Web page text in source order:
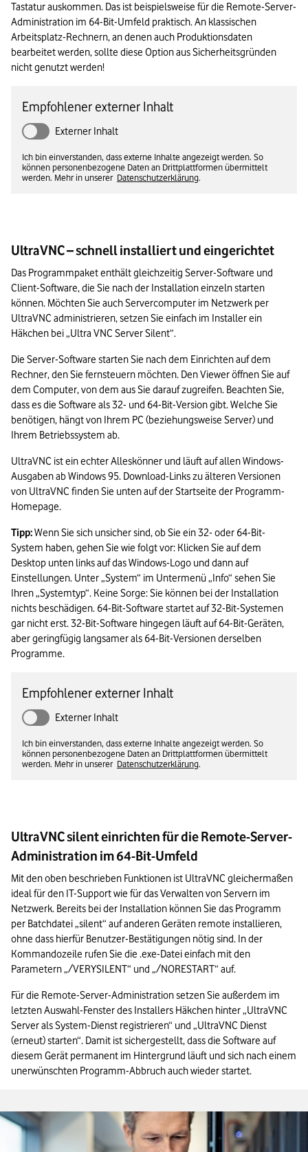
Tastatur auskommen. Das ist beispielsweise für die Remote-Server-
Administration im 64-Bit-Umfeld praktisch. An klassischen
Arbeitsplatz-Rechnern, an denen auch Produktionsdaten
bearbeitet werden, sollte diese Option aus Sicherheitsgründen
nicht genutzt werden!
Empfohlener externer Inhalt
Externer Inhalt
Ich bin einverstanden, dass externe Inhalte angezeigt werden. So
können personenbezogene Daten an Drittplattformen übermittelt
werden. Mehr in unserer Datenschutzerklärung.
UltraVNC – schnell installiert und eingerichtet
Das Programmpaket enthält gleichzeitig Server-Software und
Client-Software, die Sie nach der Installation einzeln starten
können. Möchten Sie auch Servercomputer im Netzwerk per
UltraVNC administrieren, setzen Sie einfach im Installer ein
Häkchen bei „Ultra VNC Server Silent“.
Die Server-Software starten Sie nach dem Einrichten auf dem
Rechner, den Sie fernsteuern möchten. Den Viewer öffnen Sie auf
dem Computer, von dem aus Sie darauf zugreifen. Beachten Sie,
dass es die Software als 32- und 64-Bit-Version gibt. Welche Sie
benötigen, hängt von Ihrem PC (beziehungsweise Server) und
Ihrem Betriebssystem ab.
UltraVNC ist ein echter Alleskönner und läuft auf allen Windows-
Ausgaben ab Windows 95. Download-Links zu älteren Versionen
von UltraVNC finden Sie unten auf der Startseite der Programm-
Homepage.
Tipp: Wenn Sie sich unsicher sind, ob Sie ein 32- oder 64-Bit-
System haben, gehen Sie wie folgt vor: Klicken Sie auf dem
Desktop unten links auf das Windows-Logo und dann auf
Einstellungen. Unter „System“ im Untermenü „Info“ sehen Sie
Ihren „Systemtyp“. Keine Sorge: Sie können bei der Installation
nichts beschädigen. 64-Bit-Software startet auf 32-Bit-Systemen
gar nicht erst. 32-Bit-Software hingegen läuft auf 64-Bit-Geräten,
aber geringfügig langsamer als 64-Bit-Versionen derselben
Programme.
Empfohlener externer Inhalt
Externer Inhalt
Ich bin einverstanden, dass externe Inhalte angezeigt werden. So
können personenbezogene Daten an Drittplattformen übermittelt
werden. Mehr in unserer Datenschutzerklärung.
UltraVNC silent einrichten für die Remote-Server-
Administration im 64-Bit-Umfeld
Mit den oben beschrieben Funktionen ist UltraVNC gleichermaßen
ideal für den IT-Support wie für das Verwalten von Servern im
Netzwerk. Bereits bei der Installation können Sie das Programm
per Batchdatei „silent“ auf anderen Geräten remote installieren,
ohne dass hierfür Benutzer-Bestätigungen nötig sind. In der
Kommandozeile rufen Sie die .exe-Datei einfach mit den
Parametern „/VERYSILENT“ und „/NORESTART“ auf.
Für die Remote-Server-Administration setzen Sie außerdem im
letzten Auswahl-Fenster des Installers Häkchen hinter „UltraVNC
Server als System-Dienst registrieren“ und „UltraVNC Dienst
(erneut) starten“. Damit ist sichergestellt, dass die Software auf
diesem Gerät permanent im Hintergrund läuft und sich nach einem
unerwünschten Programm-Abbruch auch wieder startet.